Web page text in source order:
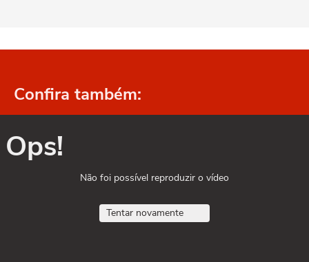
Confira também:
Ops!
Não foi possível reproduzir o vídeo
Tentar novamente